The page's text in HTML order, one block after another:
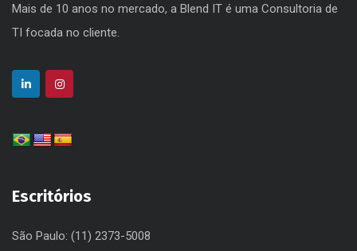
Mais de 10 anos no mercado, a Blend IT é uma Consultoria de
TI focada no cliente.
Escritórios
São Paulo: (11) 2373-5008